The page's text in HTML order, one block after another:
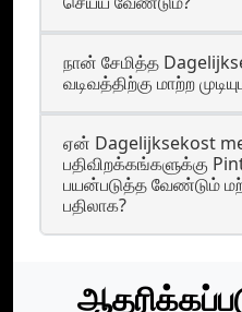
நான் சேமித்த
வடிவத்திற்கு மாற்ற
ஏன் Dagelijksekost
பதிவிறக்கங்களுக்கு
பயன்படுத்த வேண்டும்
பதிலாக?